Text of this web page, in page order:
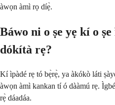
àwọn àmì rọ díẹ̀.
Báwo ni o ṣe yẹ kí o
dókítà rẹ?
Kí ìpàdé rẹ tó bẹ̀rẹ̀, ya àkókò láti
àwọn àmì kankan tí ó dààmú rẹ.
rẹ̀ dáadáa.